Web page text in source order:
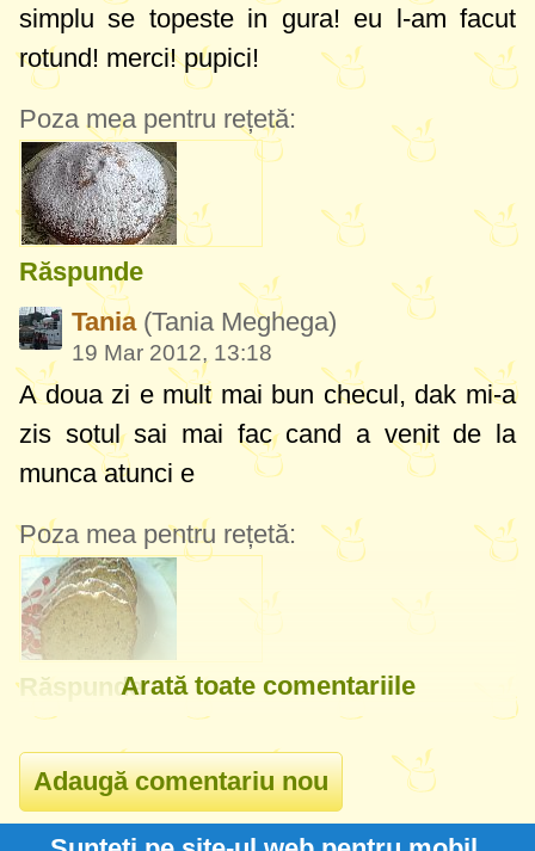
simplu se topeste in gura! eu l-am facut
rotund! merci! pupici!
Poza mea pentru rețetă:
Răspunde
Tania (Tania Meghega)
19 Mar 2012, 13:18
A doua zi e mult mai bun checul, dak mi-a
zis sotul sai mai fac cand a venit de la
munca atunci e
Poza mea pentru rețetă:
RăspundeArată toate comentariile